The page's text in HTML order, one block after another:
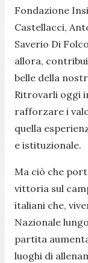
Fondazione
Castellacci,
Saverio Di
allora,
belle della
Ritrovarli oggi
rafforzare i
quella
e istituzionale.
Ma ciò che
vittoria sul
italiani che,
Nazionale
partita
luoghi di